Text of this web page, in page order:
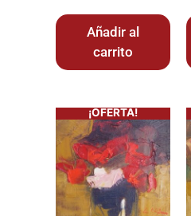
Añadir al
carrito
¡OFERTA!